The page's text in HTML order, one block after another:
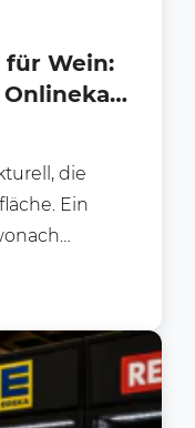
für Wein:
die
Ein